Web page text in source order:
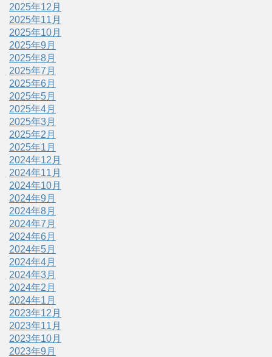
2025年12月
2025年11月
2025年10月
2025年9月
2025年8月
2025年7月
2025年6月
2025年5月
2025年4月
2025年3月
2025年2月
2025年1月
2024年12月
2024年11月
2024年10月
2024年9月
2024年8月
2024年7月
2024年6月
2024年5月
2024年4月
2024年3月
2024年2月
2024年1月
2023年12月
2023年11月
2023年10月
2023年9月